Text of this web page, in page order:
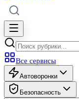
Все сервисы
Автоворонки
Безопасность